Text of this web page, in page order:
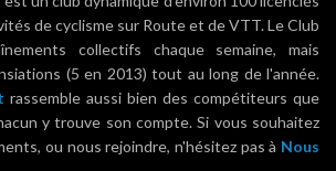
de cyclisme sur Route et de VTT. Le Club
collectifs chaque semaine, mais
(5 en 2013) tout au long de l'année.
rassemble aussi bien des compétiteurs que
y trouve son compte. Si vous souhaitez
ou nous rejoindre, n'hésitez pas à Nous